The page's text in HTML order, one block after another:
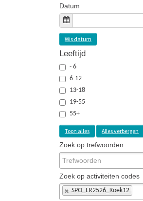
Datum
Wis datum
Leeftijd
- 6
6-12
13-18
19-55
55+
Toon alles Alles verbergen
Zoek op trefwoorden
Zoek op activiteiten codes
SPO_LR2526_Koek12